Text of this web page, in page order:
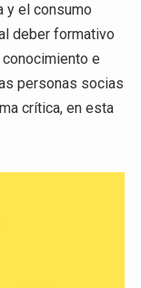
y el consumo
deber formativo
e
personas socias
crítica, en esta